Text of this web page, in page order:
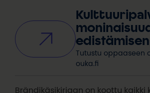
Tutustu oppaaseen
ouka.fi
Brändikäsikirjaan on koottu kaikki